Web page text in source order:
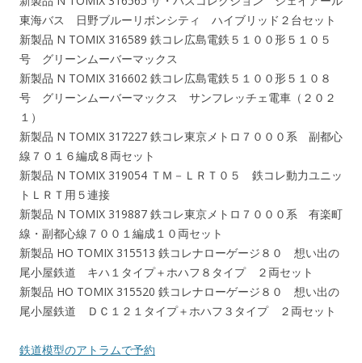
東海バス 日野ブルーリボンシティ ハイブリッド２台セット
新製品 N TOMIX 316589 鉄コレ広島電鉄５１００形５１０５
号 グリーンムーバーマックス
新製品 N TOMIX 316602 鉄コレ広島電鉄５１００形５１０８
号 グリーンムーバーマックス サンフレッチェ電車（２０２
１）
新製品 N TOMIX 317227 鉄コレ東京メトロ７０００系 副都心
線７０１６編成８両セット
新製品 N TOMIX 319054 ＴＭ－ＬＲＴ０５ 鉄コレ動力ユニッ
トＬＲＴ用５連接
新製品 N TOMIX 319887 鉄コレ東京メトロ７０００系 有楽町
線・副都心線７００１編成１０両セット
新製品 HO TOMIX 315513 鉄コレナローゲージ８０ 想い出の
尾小屋鉄道 キハ１タイプ＋ホハフ８タイプ ２両セット
新製品 HO TOMIX 315520 鉄コレナローゲージ８０ 想い出の
尾小屋鉄道 ＤＣ１２１タイプ＋ホハフ３タイプ ２両セット
鉄道模型のアトラムで予約